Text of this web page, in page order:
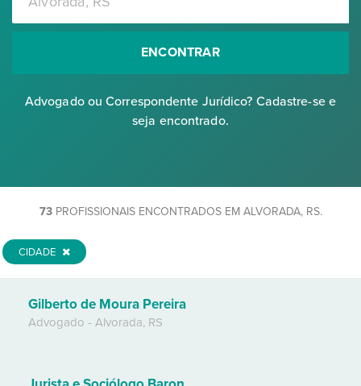
ENCONTRAR
Advogado ou Correspondente Jurídico? Cadastre-se e
seja encontrado.
73PROFISSIONAIS ENCONTRADOS EM ALVORADA, RS.
CIDADE
Gilberto de Moura Pereira
Advogado - Alvorada, RS